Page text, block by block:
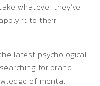
whatever they’ve
it to their
latest psychological
for brand-
of mental